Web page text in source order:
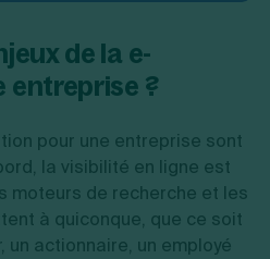
de la e-
entreprise ?
pour une entreprise sont
la visibilité en ligne est
moteurs de recherche et les
à quiconque, que ce soit
un actionnaire, un employé